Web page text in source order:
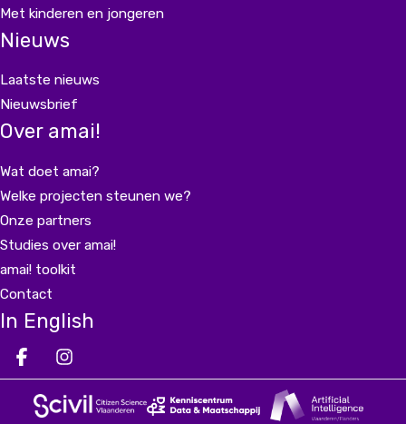
Met kinderen en jongeren
Nieuws
Laatste nieuws
Nieuwsbrief
Over amai!
Wat doet amai?
Welke projecten steunen we?
Onze partners
Studies over amai!
amai! toolkit
Contact
In English
Deel op facebook
Deel op Instagram
Deel op LinkedIn